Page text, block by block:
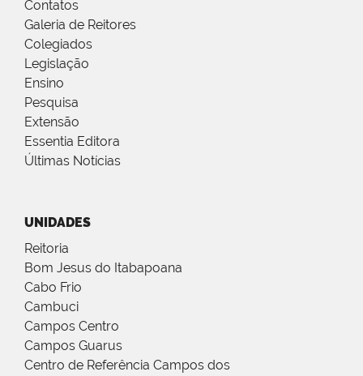
Contatos
Galeria de Reitores
Colegiados
Legislação
Ensino
Pesquisa
Extensão
Essentia Editora
Últimas Notícias
UNIDADES
Reitoria
Bom Jesus do Itabapoana
Cabo Frio
Cambuci
Campos Centro
Campos Guarus
Centro de Referência Campos dos